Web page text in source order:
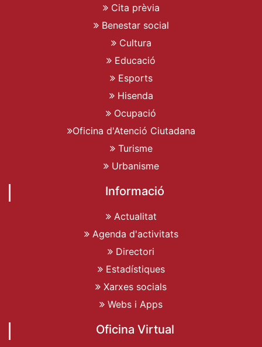
Cita prèvia
Benestar social
Cultura
Educació
Esports
Hisenda
Ocupació
Oficina d'Atenció Ciutadana
Turisme
Urbanisme
Informació
Actualitat
Agenda d'activitats
Directori
Estadístiques
Xarxes socials
Webs i Apps
Oficina Virtual